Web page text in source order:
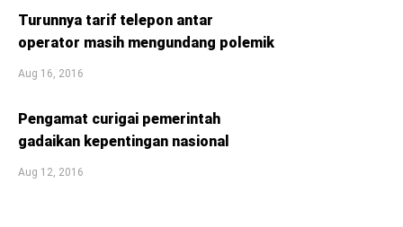
Turunnya tarif telepon antar
operator masih mengundang polemik
Aug 16, 2016
Pengamat curigai pemerintah
gadaikan kepentingan nasional
Aug 12, 2016